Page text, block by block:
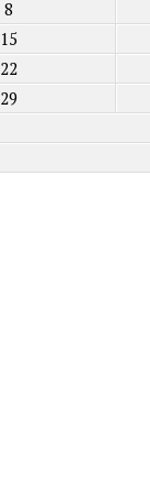
8
15
22
29